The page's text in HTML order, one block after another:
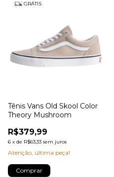
GRÁTIS
Tênis Vans Old Skool Color
Theory Mushroom
R$379,99
6 x de R$63,33 sem juros
Atenção, última peça!
Comprar